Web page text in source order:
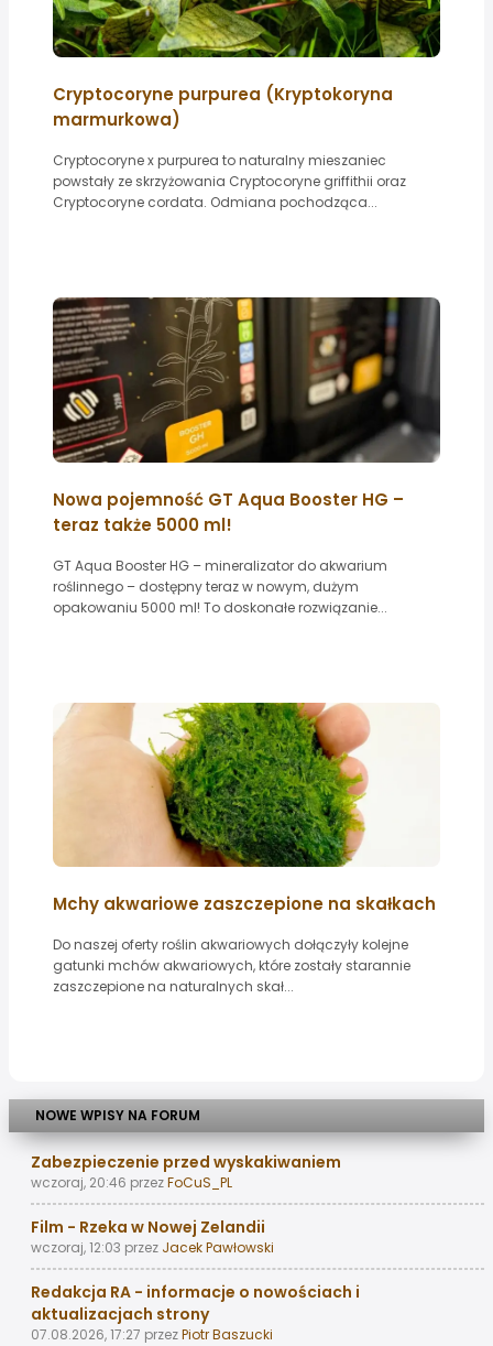
Cryptocoryne purpurea (Kryptokoryna
marmurkowa)
Cryptocoryne x purpurea to naturalny mieszaniec
powstały ze skrzyżowania Cryptocoryne griffithii oraz
Cryptocoryne cordata. Odmiana pochodząca...
Nowa pojemność GT Aqua Booster HG –
teraz także 5000 ml!
GT Aqua Booster HG – mineralizator do akwarium
roślinnego – dostępny teraz w nowym, dużym
opakowaniu 5000 ml! To doskonałe rozwiązanie...
Mchy akwariowe zaszczepione na skałkach
Do naszej oferty roślin akwariowych dołączyły kolejne
gatunki mchów akwariowych, które zostały starannie
zaszczepione na naturalnych skał...
NOWE WPISY NA FORUM
Zabezpieczenie przed wyskakiwaniem
wczoraj, 20:46 przezFoCuS_PL
Film - Rzeka w Nowej Zelandii
wczoraj, 12:03 przez Jacek Pawłowski
Redakcja RA - informacje o nowościach i
aktualizacjach strony
07.08.2026, 17:27 przezPiotr Baszucki